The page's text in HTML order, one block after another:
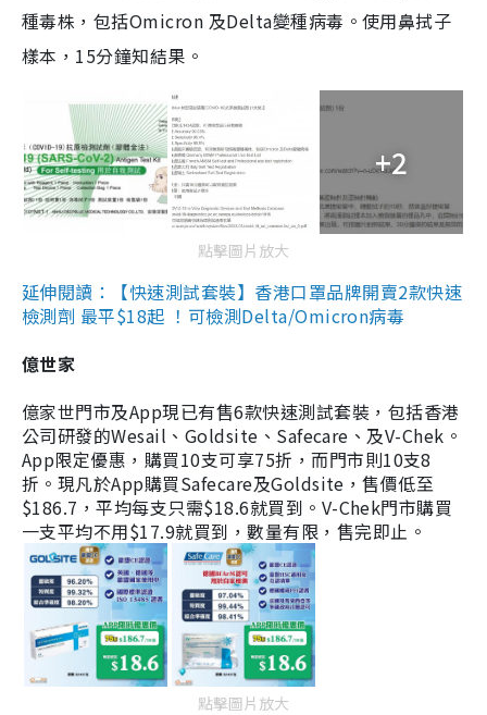
種毒株，包括Omicron 及Delta變種病毒。使用鼻拭子
樣本，15分鐘知結果。
+2
點擊圖片放大
延伸閱讀：【快速測試套裝】香港口罩品牌開賣2款快速
檢測劑 最平$18起 ！可檢測Delta/Omicron病毒
億世家
億家世門市及App現已有售6款快速測試套裝，包括香港
公司研發的Wesail、Goldsite、Safecare、及V-Chek。
App限定優惠，購買10支可享75折，而門市則10支8
折。現凡於App購買Safecare及Goldsite，售價低至
$186.7，平均每支只需$18.6就買到。V-Chek門市購買
一支平均不用$17.9就買到，數量有限，售完即止。
點擊圖片放大